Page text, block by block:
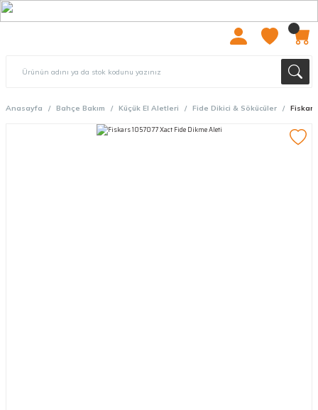
Anasayfa Bahçe Bakım Küçük El Aletleri Fide Dikici & Sökücüler